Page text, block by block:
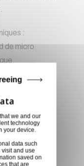
:
de micro
x 51 mm
we and our
technology
your device.
data such
visit and use
saved on
that are